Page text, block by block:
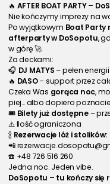
🔥 AFTER BOAT PARTY –
Nie kończymy imprezy na
Po wyjątkowym Boat Party
afterparty w DoSopotu,
w górę 🚀
Za deckami:
🎧 DJ MATYS – pełen
🔥 DASO – support przez
Czeka Was gorąca noc,
piej… albo dopiero poznacie
🎟 Bilety już dostępne –
⚠️ Ilość ograniczona
🍾 Rezerwacje lóż i stolików:
📲
☎️ +48 726 516 260
Jedna noc. Jeden vibe.
DoSopotu – tu kończy się